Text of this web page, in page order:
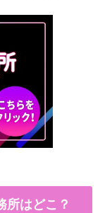
所はどこ？